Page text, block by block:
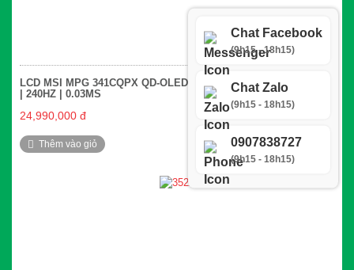
LCD MSI MPG 341CQPX QD-OLED – 34 INCH UWQHD QD-OLED
| 240HZ | 0.03MS
24,990,000 đ
Thêm vào giỏ So sánh
Chat Facebook
(9h15 - 18h15)
Chat Zalo
(9h15 - 18h15)
0907838727
(9h15 - 18h15)